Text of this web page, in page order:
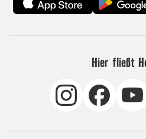
Hier fließt